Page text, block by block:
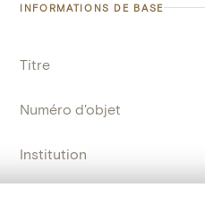
INFORMATIONS DE BASE
Titre
Numéro d'objet
Institution